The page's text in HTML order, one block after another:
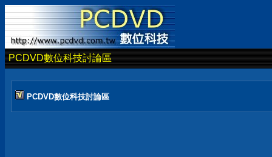
PCDVD數位科技討論區
PCDVD數位科技討論區